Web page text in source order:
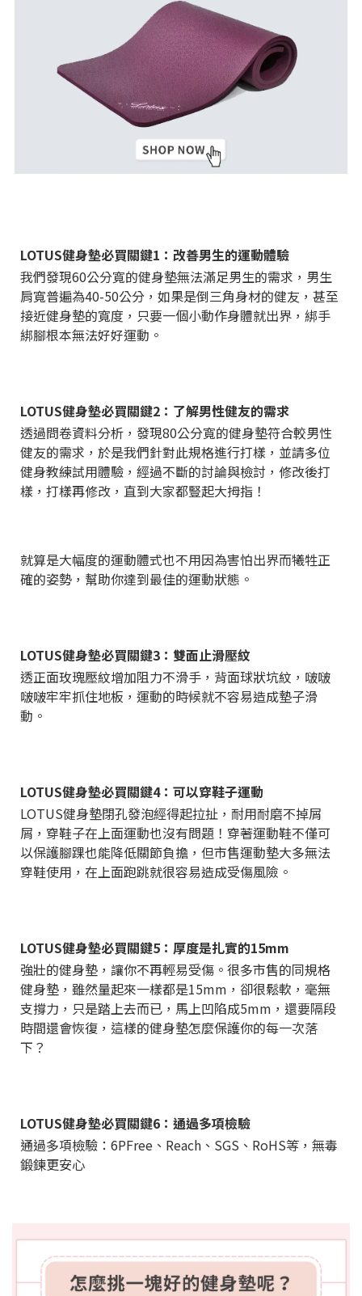
LOTUS健身墊必買關鍵1：改善男生的運動體驗
我們發現60公分寬的健身墊無法滿足男生的需求，男生
肩寬普遍為40-50公分，如果是倒三角身材的健友，甚至
接近健身墊的寬度，只要一個小動作身體就出界，綁手
綁腳根本無法好好運動。
LOTUS健身墊必買關鍵2：了解男性健友的需求
透過問卷資料分析，發現80公分寬的健身墊符合較男性
健友的需求，於是我們針對此規格進行打樣，並請多位
健身教練試用體驗，經過不斷的討論與檢討，修改後打
樣，打樣再修改，直到大家都豎起大拇指！
就算是大幅度的運動體式也不用因為害怕出界而犧牲正
確的姿勢，幫助你達到最佳的運動狀態。
LOTUS健身墊必買關鍵3：雙面止滑壓紋
透正面玫瑰壓紋增加阻力不滑手，背面球狀坑紋，啵啵
啵啵牢牢抓住地板，運動的時候就不容易造成墊子滑
動。
LOTUS健身墊必買關鍵4：可以穿鞋子運動
LOTUS健身墊閉孔發泡經得起拉扯，耐用耐磨不掉屑
屑，穿鞋子在上面運動也沒有問題！穿著運動鞋不僅可
以保護腳踝也能降低關節負擔，但市售運動墊大多無法
穿鞋使用，在上面跑跳就很容易造成受傷風險。
LOTUS健身墊必買關鍵5：厚度是扎實的15mm
強壯的健身墊，讓你不再輕易受傷。很多市售的同規格
健身墊，雖然量起來一樣都是15mm，卻很鬆軟，毫無
支撐力，只是踏上去而已，馬上凹陷成5mm，還要隔段
時間還會恢復，這樣的健身墊怎麼保護你的每一次落
下？
LOTUS健身墊必買關鍵6：通過多項檢驗
通過多項檢驗：6PFree、Reach、SGS、RoHS等，無毒
鍛鍊更安心